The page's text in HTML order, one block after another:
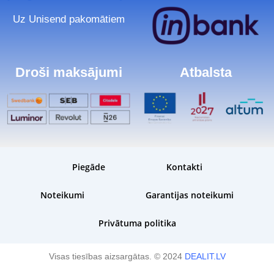
Uz Unisend pakomātiem
Droši maksājumi Atbalsta
Piegāde Kontakti
Noteikumi Garantijas noteikumi
Privātuma politika
Visas tiesības aizsargātas. © 2024 DEALIT.LV